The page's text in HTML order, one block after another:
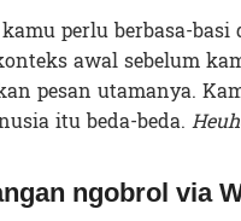
perlu berbasa-basi
awal sebelum
pesan utamanya.
itu beda-beda.
ngobrol via